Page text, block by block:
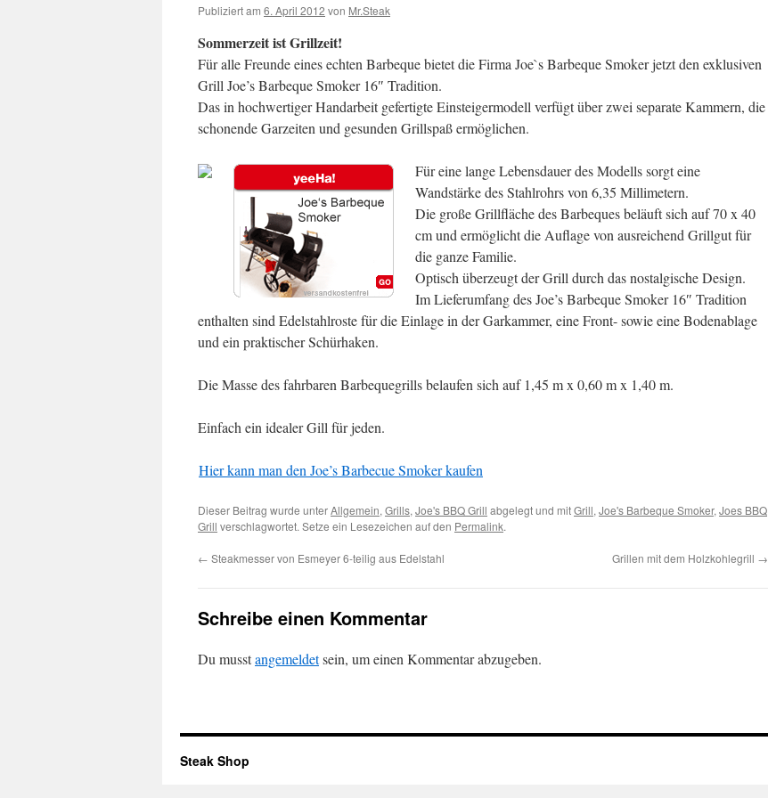
Publiziert am 6. April 2012 von Mr.Steak
Sommerzeit ist Grillzeit!
Für alle Freunde eines echten Barbeque bietet die Firma Joe`s Barbeque Smoker jetzt den exklusiven
Grill Joe’s Barbeque Smoker 16″ Tradition.
Das in hochwertiger Handarbeit gefertigte Einsteigermodell verfügt über zwei separate Kammern, die
schonende Garzeiten und gesunden Grillspaß ermöglichen.
Für eine lange Lebensdauer des Modells sorgt eine
Wandstärke des Stahlrohrs von 6,35 Millimetern.
Die große Grillfläche des Barbeques beläuft sich auf 70 x 40
cm und ermöglicht die Auflage von ausreichend Grillgut für
die ganze Familie.
Optisch überzeugt der Grill durch das nostalgische Design.
Im Lieferumfang des Joe’s Barbeque Smoker 16″ Tradition
enthalten sind Edelstahlroste für die Einlage in der Garkammer, eine Front- sowie eine Bodenablage
und ein praktischer Schürhaken.
Die Masse des fahrbaren Barbequegrills belaufen sich auf 1,45 m x 0,60 m x 1,40 m.
Einfach ein idealer Gill für jeden.
Hier kann man den Joe’s Barbecue Smoker kaufen
Dieser Beitrag wurde unterAllgemein, Grills, Joe's BBQ Grill abgelegt und mitGrill, Joe's Barbeque Smoker, Joes BBQ
Grill verschlagwortet. Setze ein Lesezeichen auf den Permalink.
← Steakmesser von Esmeyer 6-teilig aus Edelstahl Grillen mit dem Holzkohlegrill →
Schreibe einen Kommentar
Du musstangemeldetsein, um einen Kommentar abzugeben.
Steak Shop